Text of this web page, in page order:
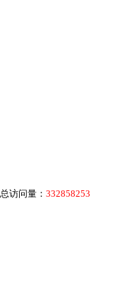
总访问量： 332858253